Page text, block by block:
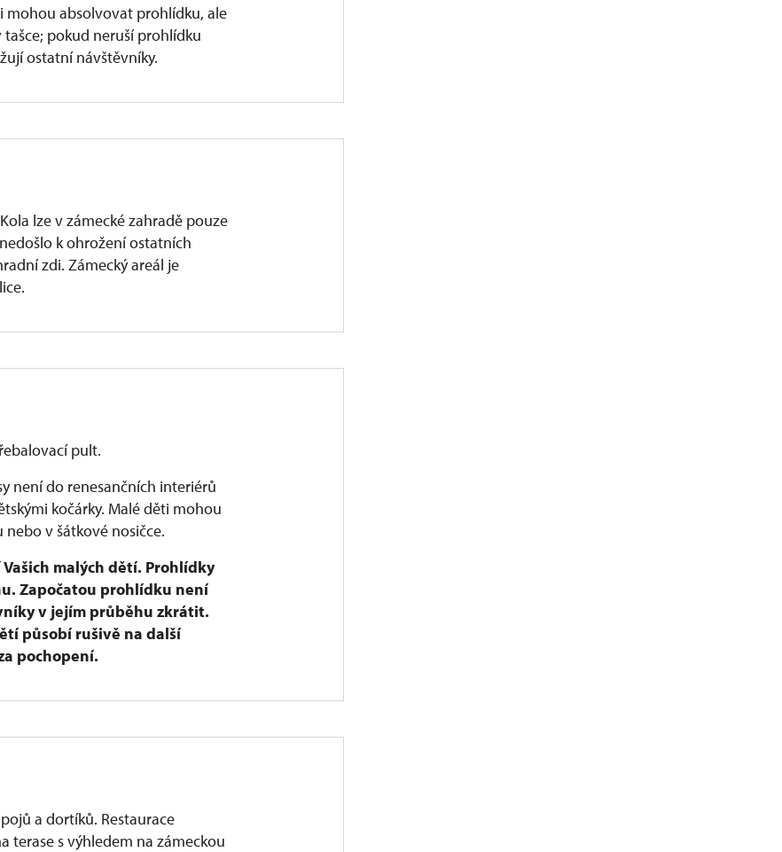
mohou absolvovat prohlídku, ale
pokud neruší prohlídku
ostatní návštěvníky.
lze v zámecké zahradě pouze
k ohrožení ostatních
zdi. Zámecký areál je
pult.
není do renesančních interiérů
kočárky. Malé děti mohou
v šátkové nosičce.
malých dětí. Prohlídky
Započatou prohlídku není
v jejím průběhu zkrátit.
působí rušivě na další
pochopení.
a dortíků. Restaurace
terase s výhledem na zámeckou